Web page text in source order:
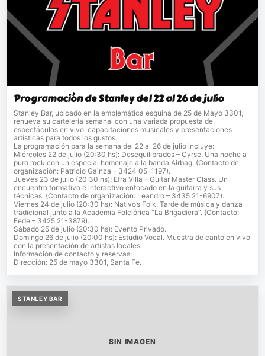
Programación de Stanley del 22 al 26 de julio
Stanley Bar, ubicado en la emblemática esquina de 25 de Mayo 3301,
renueva su cartelería semanal con una variada propuesta de
espectáculos en vivo, capacitaciones musicales y presentaciones
artísticas para todos los gustos.
La programación para la semana del 22 al 26 de julio incluye:
Miércoles 22 de julio (20:30 hs): Desequilibrados – Cyrse. Una noche a
puro rock con un especial homenaje a la banda Airbag. (Contacto de
organización: Patricio Gainza – 3424 05-1197).
Jueves 23 de julio (20:30 hs): Efra Villa – Guitar Master Class. Un
encuentro formativo e interactivo enfocado en la guitarra y sus
técnicas. (Contacto de organización: Leandro – 3435 21-6907).
Viernes 24 de julio (20:30 hs): Nativo’s Folk. Tarde de música y danza
tradicional junto a la Academia Folclórica “La Brigadiera”. (Contacto:
Fede – 3425 21-3879).
Sábado 25 de julio (20:30 hs): Evento Privado.
Domingo 26 de julio (20:00 hs): Estudio Vocal. Muestra de canto en vivo
con la presentación de artistas locales.
Información de contacto y reservas:
Dirección: 25 de mayo 3301, Santa Fe.
STANLEY BAR
SIN IMAGEN